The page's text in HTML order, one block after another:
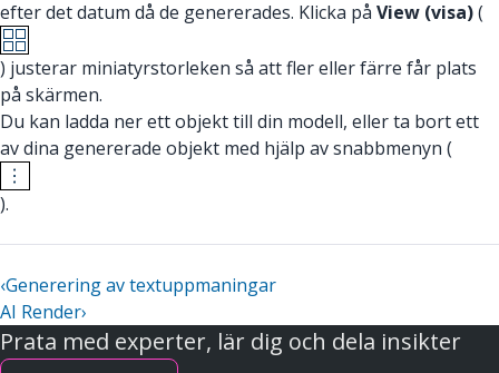
efter det datum då de genererades. Klicka på View (visa)(
) justerar miniatyrstorleken så att fler eller färre får plats
på skärmen.
Du kan ladda ner ett objekt till din modell, eller ta bort ett
av dina genererade objekt med hjälp av snabbmenyn (
).
‹Generering av textuppmaningar
AI Render›
Prata med experter, lär dig och dela insikter